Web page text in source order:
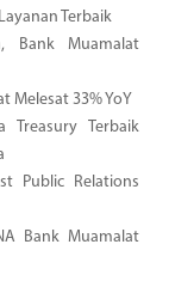
Terbaik
Bank Muamalat
Melesat 33% YoY
Treasury Terbaik
Public Relations
Bank Muamalat